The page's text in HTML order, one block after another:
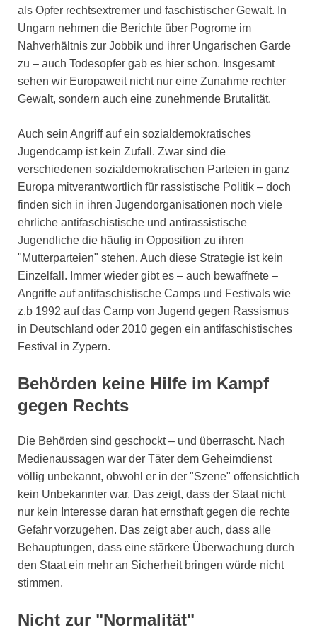
als Opfer rechtsextremer und faschistischer Gewalt. In
Ungarn nehmen die Berichte über Pogrome im
Nahverhältnis zur Jobbik und ihrer Ungarischen Garde
zu – auch Todesopfer gab es hier schon. Insgesamt
sehen wir Europaweit nicht nur eine Zunahme rechter
Gewalt, sondern auch eine zunehmende Brutalität.
Auch sein Angriff auf ein sozialdemokratisches
Jugendcamp ist kein Zufall. Zwar sind die
verschiedenen sozialdemokratischen Parteien in ganz
Europa mitverantwortlich für rassistische Politik – doch
finden sich in ihren Jugendorganisationen noch viele
ehrliche antifaschistische und antirassistische
Jugendliche die häufig in Opposition zu ihren
"Mutterparteien" stehen. Auch diese Strategie ist kein
Einzelfall. Immer wieder gibt es – auch bewaffnete –
Angriffe auf antifaschistische Camps und Festivals wie
z.b 1992 auf das Camp von Jugend gegen Rassismus
in Deutschland oder 2010 gegen ein antifaschistisches
Festival in Zypern.
Behörden keine Hilfe im Kampf
gegen Rechts
Die Behörden sind geschockt – und überrascht. Nach
Medienaussagen war der Täter dem Geheimdienst
völlig unbekannt, obwohl er in der "Szene" offensichtlich
kein Unbekannter war. Das zeigt, dass der Staat nicht
nur kein Interesse daran hat ernsthaft gegen die rechte
Gefahr vorzugehen. Das zeigt aber auch, dass alle
Behauptungen, dass eine stärkere Überwachung durch
den Staat ein mehr an Sicherheit bringen würde nicht
stimmen.
Nicht zur "Normalität"